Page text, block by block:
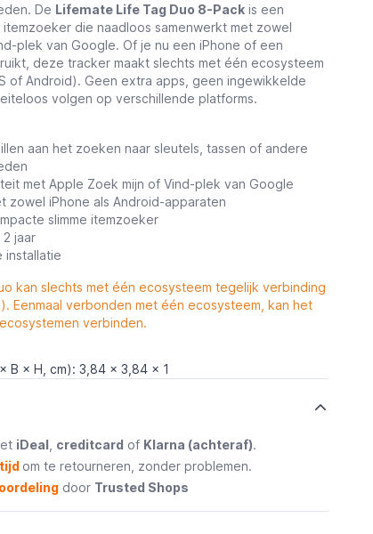
De Lifemate Life Tag Duo 8-Packis een
die naadloos samenwerkt met zowel
plek van Google. Of je nu een iPhone of een
deze tracker maakt slechts met één ecosysteem
of Android). Geen extra apps, geen ingewikkelde
volgen op verschillende platforms.
aan het zoeken naar sleutels, tassen of andere
met Apple Zoek mijn of Vind-plek van Google
zowel iPhone als Android-apparaten
slimme itemzoeker
jaar
installatie
kan slechts met één ecosysteem tegelijk verbinding
Eenmaal verbonden met één ecosysteem, kan het
verbinden.
B × H, cm): 3,84 x 3,84 x 1
iDeal creditcard of Klarna (achteraf).
om te retourneren, zonder problemen.
door Trusted Shops